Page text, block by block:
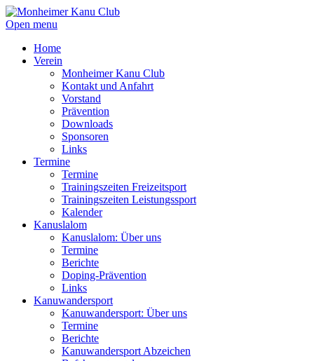
Open menu
Home
Verein
Monheimer Kanu Club
Kontakt und Anfahrt
Vorstand
Prävention
Downloads
Sponsoren
Links
Termine
Termine
Trainingszeiten Freizeitsport
Trainingszeiten Leistungssport
Kalender
Kanuslalom
Kanuslalom: Über uns
Termine
Berichte
Doping-Prävention
Links
Kanuwandersport
Kanuwandersport: Über uns
Termine
Berichte
Kanuwandersport Abzeichen